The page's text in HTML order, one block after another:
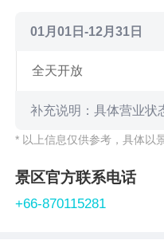
01月01日-12月31日
全天开放
补充说明：具体营业状
* 以上信息仅供参考，具体以
景区官方联系电话
+66-870115281